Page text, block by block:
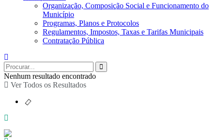
Organização, Composição Social e Funcionamento do
Município
Programas, Planos e Protocolos
Regulamentos, Impostos, Taxas e Tarifas Municipais
Contratação Pública
Nenhum resultado encontrado
Ver Todos os Resultados